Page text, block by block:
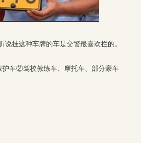
挂这种车牌的车是交警最喜欢拦的。
车②驾校教练车、摩托车、部分豪车